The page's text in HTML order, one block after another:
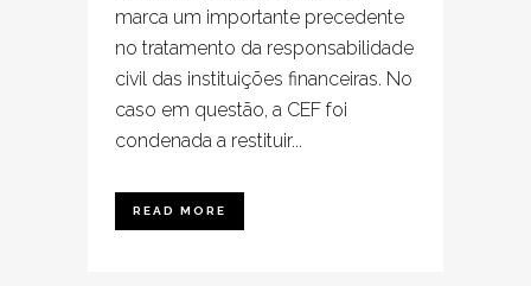
marca um importante precedente
no tratamento da responsabilidade
civil das instituições financeiras. No
caso em questão, a CEF foi
condenada a restituir...
READ MORE